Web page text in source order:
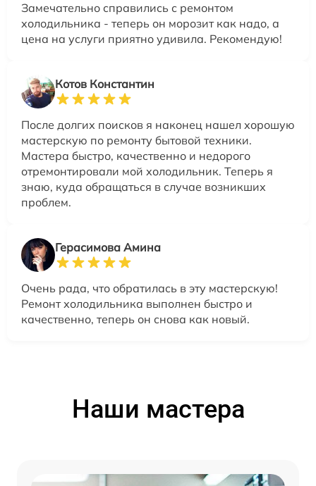
Замечательно справились с ремонтом
холодильника - теперь он морозит как надо, а
цена на услуги приятно удивила. Рекомендую!
Котов Константин
После долгих поисков я наконец нашел хорошую
мастерскую по ремонту бытовой техники.
Мастера быстро, качественно и недорого
отремонтировали мой холодильник. Теперь я
знаю, куда обращаться в случае возникших
проблем.
Герасимова Амина
Очень рада, что обратилась в эту мастерскую!
Ремонт холодильника выполнен быстро и
качественно, теперь он снова как новый.
Наши мастера